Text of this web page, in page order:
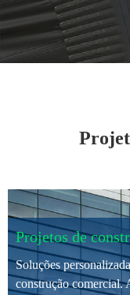
Projetos de
Soluções
construção comercial.